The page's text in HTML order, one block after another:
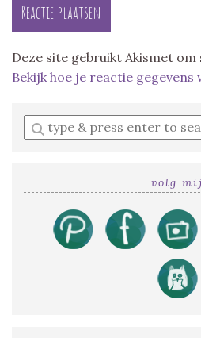
Deze site gebruikt Akismet
Bekijk hoe je reactie
Enter
a
volg mij